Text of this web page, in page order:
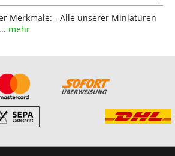
Merkmale: - Alle unserer Miniaturen
mehr